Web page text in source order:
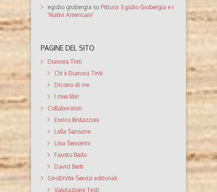
egidio giubergia su Pittura: Egidio Giubergia e i
‘Nativi Americani’
PAGINE DEL SITO
Dianora Tinti
Chi è Dianora Tinti
Dicono di me
I miei libri
Collaboratori
Enrico Bistazzoni
Lella Sansone
Lina Senserini
Fausto Bailo
David Berti
GiroDiVite Servizi editoriali
Valutazione Testi